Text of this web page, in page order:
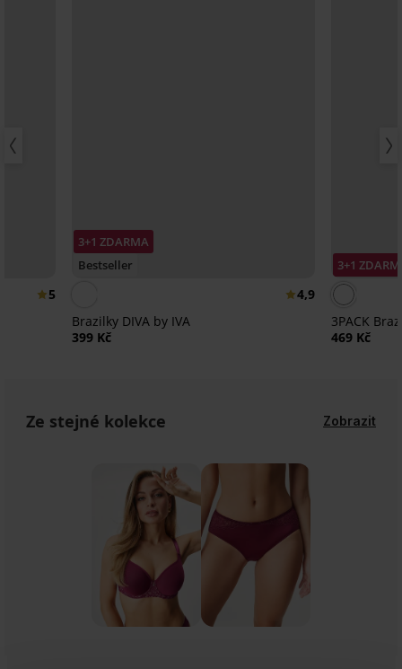
5
3+1 ZDARMA
Bestseller
4,9
Brazilky DIVA by IVA
399 Kč
3+1
3PACK
469 Kč
Ze stejné kolekce Zobrazit